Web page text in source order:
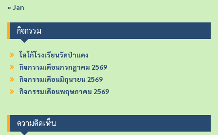
« Jan
กิจกรรม
โลโก้โรงเรียนวัดป่าแดง
กิจกรรมเดือนกรกฎาคม 2569
กิจกรรมเดือนมิถุนายน 2569
กิจกรรมเดือนพฤษภาคม 2569
ความคิดเห็น